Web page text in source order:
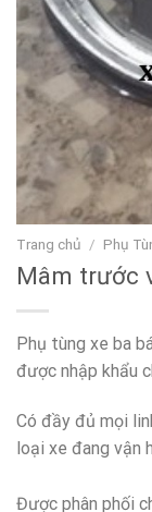
Trang chủ / Phụ
Mâm trước
Phụ tùng xe ba
được nhập khẩu
Có đầy đủ mọi
loại xe đang vận
Được phân phối